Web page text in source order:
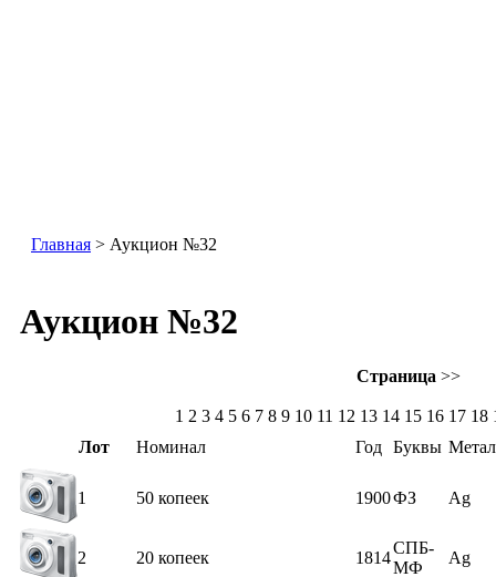
Главная > Аукцион №32
Аукцион №32
Страница >>
1 2 3 4 5 6 7 8 9 10 11 12 13 14 15 16 17 18
Лот
Номинал Год Буквы
1 50 копеек 1900ФЗ Ag
2 20 копеек 1814
СПБ-
МФ
Ag